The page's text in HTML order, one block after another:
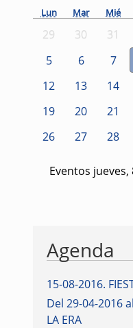
Lun Mar Mié
29 30 31
5
6 7
12
13 14
19
20 21
26
27 28
Eventos
Agenda
15-08-2016.
Del 29-04-2016
LA ERA